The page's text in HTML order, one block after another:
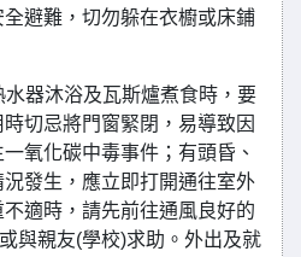
避難，切勿躲在衣櫥或床鋪
器沐浴及瓦斯爐煮食時，要
切忌將門窗緊閉，易導致因
氧化碳中毒事件；有頭昏、
發生，應立即打開通往室外
適時，請先前往通風良好的
與親友(學校)求助。外出及就